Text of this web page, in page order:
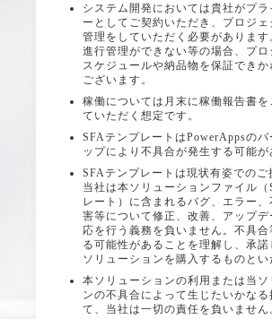
システム開発においては貴社がプラ
ーとしてご契約いただき、プロジェ
管理をしていただく必要があります
進行管理ができない等の場合、プロ
スケジュールや納品物を保証でき
ございます。
稼働については月末に稼働報告書を
ていただく想定です。
SFAテンプレートはPowerAppsのバ
ップにより不具合が発生する可能が
SFAテンプレートは現状有姿でのご
当社は本ソリューションファイル
レート）に含まれるバグ、エラー、
害等について修正、改善、アップデ
応を行う義務を負いません。不具合
る可能性があることを理解し、承諾
ソリューションを購入するものとい
本ソリューションの利用または当ソ
ンの不具合によって生じたいかなる
て、当社は一切の責任を負いません